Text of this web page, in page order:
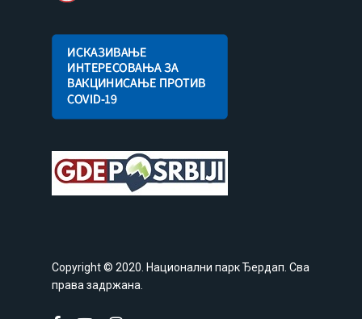
Copyright © 2020. Национални парк Ђердап. Сва
права задржана.